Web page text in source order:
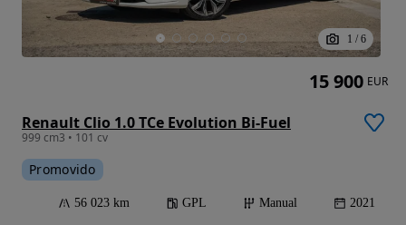
1 / 6
Renault Clio 1.0 TCe Evolution Bi-Fuel
999 cm3 • 101 cv
Promovido
56 023 km GPL Manual 2021
15 900 EUR